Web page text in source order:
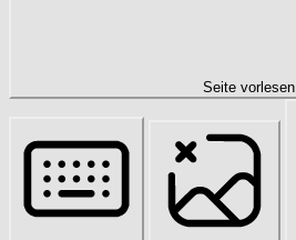
Seite vorlesen